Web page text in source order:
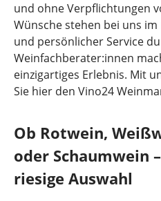
und ohne Verpflichtungen
Wünsche stehen bei uns
und persönlicher Service
Weinfachberater:innen
einzigartiges Erlebnis. Mit
Sie hier den Vino24
Ob Rotwein,
oder Schaumwein
riesige Auswahl